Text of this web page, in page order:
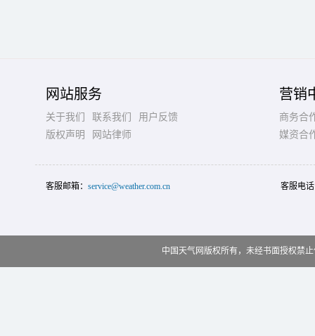
网站服务
关于我们 联系我们
用户反馈
版权声明
网站律师
营销
商务合
媒资合
客服邮箱： service@weather.com.cn 客服电
中国天气网版权所有，未经书面授权